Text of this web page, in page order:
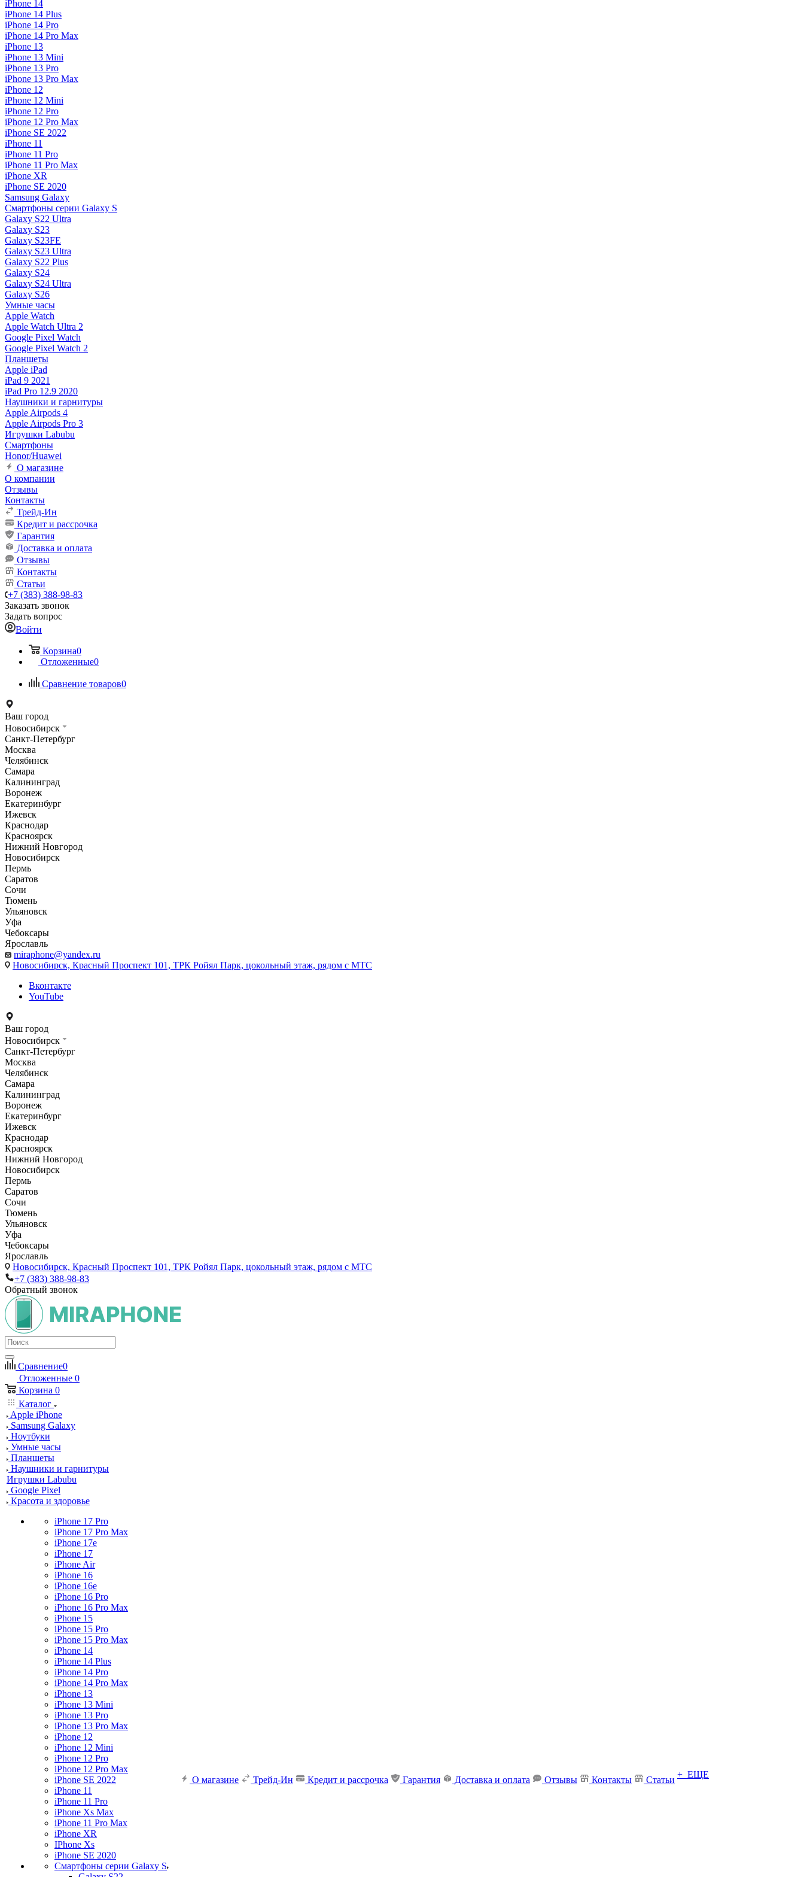
iPhone 14
iPhone 14 Plus
iPhone 14 Pro
iPhone 14 Pro Max
iPhone 13
iPhone 13 Mini
iPhone 13 Pro
iPhone 13 Pro Max
iPhone 12
iPhone 12 Mini
iPhone 12 Pro
iPhone 12 Pro Max
iPhone SE 2022
iPhone 11
iPhone 11 Pro
iPhone 11 Pro Max
iPhone XR
iPhone SE 2020
Samsung Galaxy
Смартфоны серии Galaxy S
Galaxy S22 Ultra
Galaxy S23
Galaxy S23FE
Galaxy S23 Ultra
Galaxy S22 Plus
Galaxy S24
Galaxy S24 Ultra
Galaxy S26
Умные часы
Apple Watch
Apple Watch Ultra 2
Google Pixel Watch
Google Pixel Watch 2
Планшеты
Apple iPad
iPad 9 2021
iPad Pro 12.9 2020
Наушники и гарнитуры
Apple Airpods 4
Apple Airpods Pro 3
Игрушки Labubu
Смартфоны
Honor/Huawei
О магазине
О компании
Отзывы
Контакты
Трейд-Ин
Кредит и рассрочка
Гарантия
Доставка и оплата
Отзывы
Контакты
Статьи
+7 (383) 388-98-83
Заказать звонок
Задать вопрос
Войти
Корзина0
Отложенные0
Сравнение товаров0
Ваш город
Новосибирск
Санкт-Петербург
Москва
Челябинск
Самара
Калининград
Воронеж
Екатеринбург
Ижевск
Краснодар
Красноярск
Нижний Новгород
Новосибирск
Пермь
Саратов
Сочи
Тюмень
Ульяновск
Уфа
Чебоксары
Ярославль
miraphone@yandex.ru
Новосибирск, Красный Проспект 101, ТРК Ройял Парк, цокольный этаж, рядом с МТС
Вконтакте
YouTube
Ваш город
Новосибирск
Санкт-Петербург
Москва
Челябинск
Самара
Калининград
Воронеж
Екатеринбург
Ижевск
Краснодар
Красноярск
Нижний Новгород
Новосибирск
Пермь
Саратов
Сочи
Тюмень
Ульяновск
Уфа
Чебоксары
Ярославль
Новосибирск, Красный Проспект 101, ТРК Ройял Парк, цокольный этаж, рядом с МТС
+7 (383) 388-98-83
Обратный звонок
Сравнение0
Отложенные 0
Корзина 0
Каталог
Apple iPhone
Samsung Galaxy
Ноутбуки
Умные часы
Планшеты
Наушники и гарнитуры
Игрушки Labubu
Google Pixel
Красота и здоровье
iPhone 17 Pro
iPhone 17 Pro Max
iPhone 17e
iPhone 17
iPhone Air
iPhone 16
iPhone 16e
iPhone 16 Pro
iPhone 16 Pro Max
iPhone 15
iPhone 15 Pro
iPhone 15 Pro Max
iPhone 14
iPhone 14 Plus
iPhone 14 Pro
iPhone 14 Pro Max
iPhone 13
iPhone 13 Mini
iPhone 13 Pro
iPhone 13 Pro Max
iPhone 12
iPhone 12 Mini
iPhone 12 Pro
iPhone 12 Pro Max
iPhone SE 2022
iPhone 11
iPhone 11 Pro
iPhone Xs Max
iPhone 11 Pro Max
iPhone XR
IPhone Xs
iPhone SE 2020
Смартфоны серии Galaxy S
О магазине Трейд-Ин Кредит и рассрочка Гарантия Доставка и оплата Отзывы Контакты Статьи
+ ЕЩЕ